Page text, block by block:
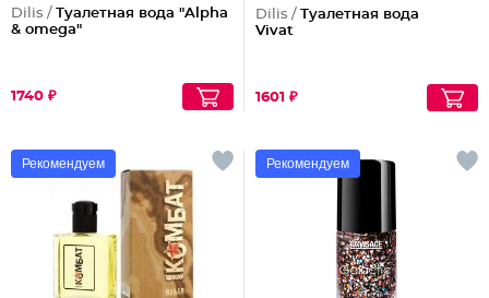
Dilis / Туалетная вода "Alpha
& omega"
1740 ₽
Dilis / Туалетная вода
Vivat
1601 ₽
Рекомендуем Рекомендуем